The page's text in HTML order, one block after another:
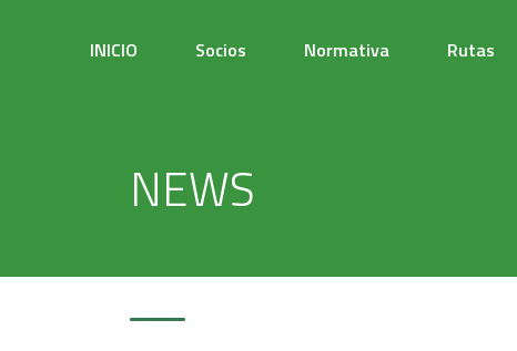
INICIO Socios Normativa Rutas
NEWS